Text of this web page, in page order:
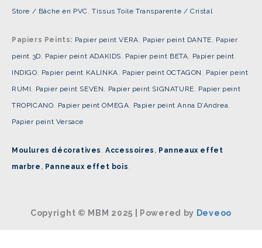
Store / Bâche en PVC,Tissus Toile Transparente / Cristal
Papiers Peints: Papier peint VERA, Papier peint DANTE, Papier
peint 3D, Papier peint ADAKIDS, Papier peint BETA, Papier peint
INDIGO, Papier peint KALINKA, Papier peint OCTAGON , Papier peint
RUMI, Papier peint SEVEN, Papier peint SIGNATURE, Papier peint
TROPICANO, Papier peint OMEGA, Papier peint Anna D’Andrea,
Papier peint Versace
Moulures décoratives ,Accessoires , Panneaux effet
marbre , Panneaux effet bois.
Copyright © MBM 2025 | Powered by Deveoo